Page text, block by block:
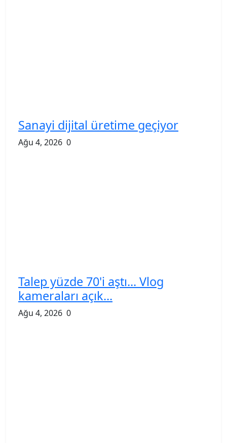
Sanayi dijital üretime geçiyor
Ağu 4, 2026 0
Talep yüzde 70'i aştı... Vlog
kameraları açık...
Ağu 4, 2026 0